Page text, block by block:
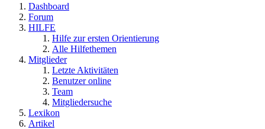
Dashboard
Forum
HILFE
Hilfe zur ersten Orientierung
Alle Hilfethemen
Mitglieder
Letzte Aktivitäten
Benutzer online
Team
Mitgliedersuche
Lexikon
Artikel